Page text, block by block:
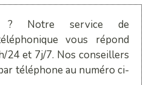
? Notre service de
vous répond
24 et 7j/7. Nos conseillers
téléphone au numéro ci-